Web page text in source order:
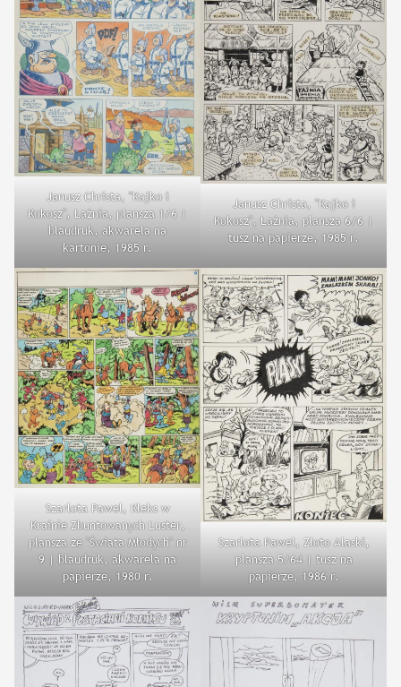
Janusz Christa, "Kajko i
Kokosz", Łaźnia, plansza 1/6 |
blaudruk, akwarela na
kartonie, 1985 r.
Janusz Christa, "Kajko i
Kokosz", Łaźnia, plansza 6/6 |
tusz na papierze, 1985 r.
Szarlota Pawel, Kleks w
Krainie Zbuntowanych Luster,
plansza ze "Świata Młodych" nr
9 | blaudruk, akwarela na
papierze, 1980 r.
Szarlota Pawel, Złoto Alaski,
plansza 5/64 | tusz na
papierze, 1986 r.